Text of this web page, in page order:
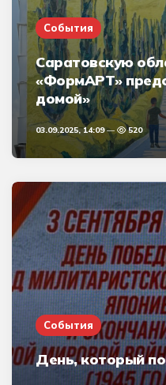
События
Саратовскую
«ФормАРТ»
домой»
03.09.2025, 14:09 520
События
День, который